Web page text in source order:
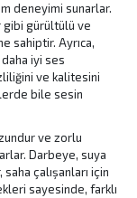
deneyimi sunarlar.
gibi gürültülü ve
sahiptir. Ayrıca,
iyi ses
ve kalitesini
bile sesin
ve zorlu
Darbeye, suya
çalışanları için
sayesinde, farklı